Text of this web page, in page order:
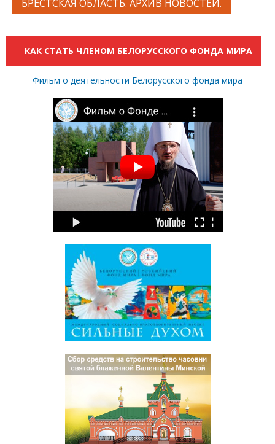
БРЕСТСКАЯ ОБЛАСТЬ. АРХИВ НОВОСТЕЙ.
КАК СТАТЬ ЧЛЕНОМ БЕЛОРУССКОГО ФОНДА МИРА
Фильм о деятельности Белорусского фонда мира